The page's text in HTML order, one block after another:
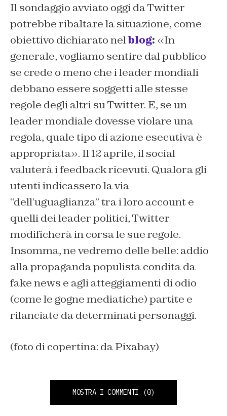
Il sondaggio avviato oggi da Twitter
potrebbe ribaltare la situazione, come
obiettivo dichiarato nelblog: «In
generale, vogliamo sentire dal pubblico
se crede o meno che i leader mondiali
debbano essere soggetti alle stesse
regole degli altri su Twitter. E, se un
leader mondiale dovesse violare una
regola, quale tipo di azione esecutiva è
appropriata». Il 12 aprile, il social
valuterà i feedback ricevuti. Qualora gli
utenti indicassero la via
“dell’uguaglianza” tra i loro account e
quelli dei leader politici, Twitter
modificherà in corsa le sue regole.
Insomma, ne vedremo delle belle: addio
alla propaganda populista condita da
fake news e agli atteggiamenti di odio
(come le gogne mediatiche) partite e
rilanciate da determinati personaggi.
(foto di copertina: da Pixabay)
MOSTRA I COMMENTI (0)